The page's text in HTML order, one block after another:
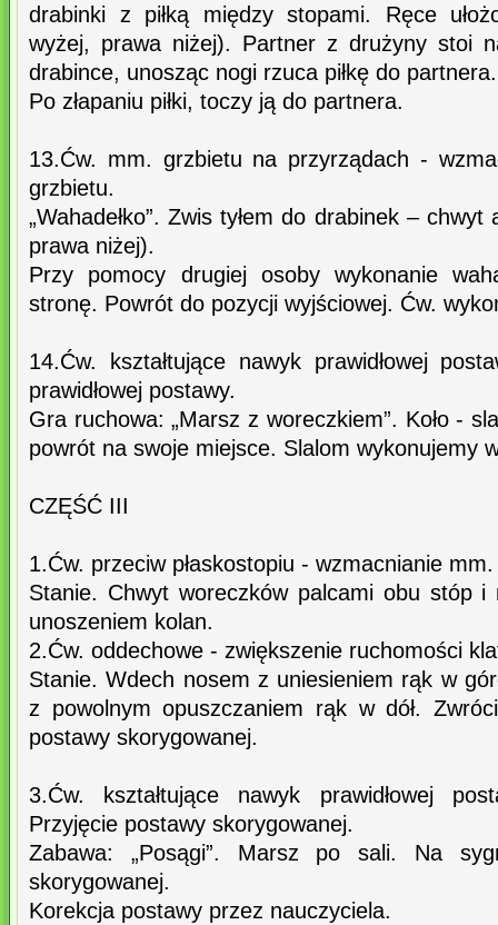
drabinki z piłką między stopami. Ręce
wyżej, prawa niżej). Partner z drużyny stoi
drabince, unosząc nogi rzuca piłkę do partnera.
Po złapaniu piłki, toczy ją do partnera.
13.Ćw. mm. grzbietu na przyrządach -
grzbietu.
„Wahadełko”. Zwis tyłem do drabinek –
prawa niżej).
Przy pomocy drugiej osoby wykonanie
stronę. Powrót do pozycji wyjściowej. Ćw.
14.Ćw. kształtujące nawyk prawidłowej
prawidłowej postawy.
Gra ruchowa: „Marsz z woreczkiem”. Koło -
powrót na swoje miejsce. Slalom wykonujemy
CZĘŚĆ III
1.Ćw. przeciw płaskostopiu - wzmacnianie
Stanie. Chwyt woreczków palcami obu stóp
unoszeniem kolan.
2.Ćw. oddechowe - zwiększenie ruchomości
Stanie. Wdech nosem z uniesieniem rąk w
z powolnym opuszczaniem rąk w dół.
postawy skorygowanej.
3.Ćw. kształtujące nawyk prawidłowej
Przyjęcie postawy skorygowanej.
Zabawa: „Posągi”. Marsz po sali. Na
skorygowanej.
Korekcja postawy przez nauczyciela.